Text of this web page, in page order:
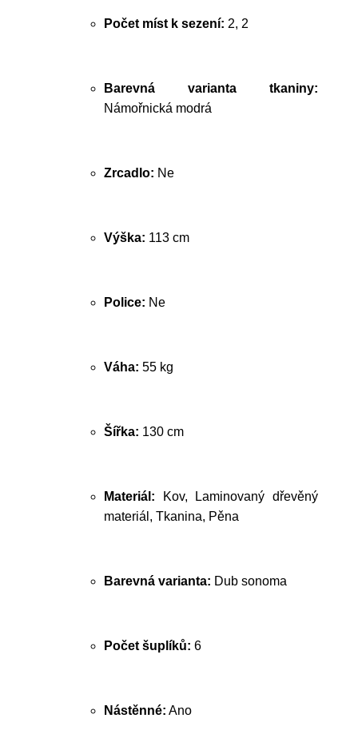
Počet míst k sezení: 2, 2
Barevná varianta tkaniny:
Námořnická modrá
Zrcadlo: Ne
Výška: 113 cm
Police: Ne
Váha: 55 kg
Šířka: 130 cm
Materiál: Kov, Laminovaný dřevěný
materiál, Tkanina, Pěna
Barevná varianta: Dub sonoma
Počet šuplíků: 6
Nástěnné: Ano